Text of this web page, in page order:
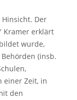
Der
Kramer erklärt
wurde,
(insb.
einer Zeit, in
den